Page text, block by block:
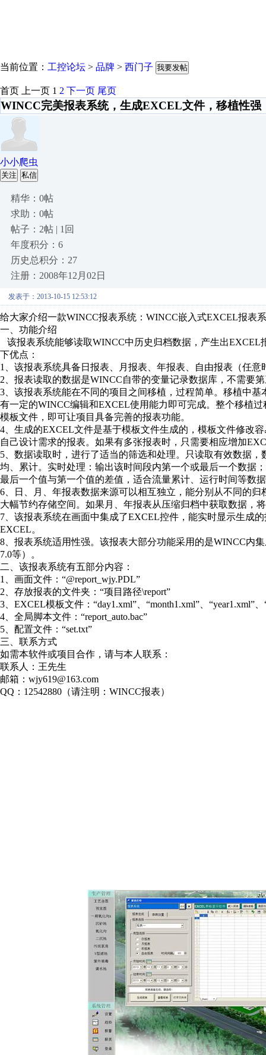
当前位置： 工控论坛 > 品牌 > 西门子 我要发帖
首页 上一页 1 2 下一页 尾页
WINCC完美报表系统，生成EXCEL文件，移植性强
小小爬虫
关注 私信
精华：0帖
求助：0帖
帖子：2帖 | 1回
年度积分：6
历史总积分：27
注册：2008年12月02日
发表于：2013-10-15 12:53:12
给大家介绍一款WINCC报表系统：WINCC嵌入式EXCEL报表
一、功能介绍
该报表系统能够读取WINCC中历史归档数据，产生出
下优点：
1、该报表系统具备日报表、月报表、年报表、自由报表（任
2、报表读取的数据是WINCC自带的变量记录数据库，不需要
3、该报表系统能在不同的项目之间移植，过程简单。移植中
有一定的WINCC编辑和EXCEL使用能力即可完成。整个移植
模板文件，即可让项目具备完善的报表功能。
4、生成的EXCEL文件是基于模板文件生成的，模板文件修改
自己设计需求的报表。如果有多张报表时，只需要相应增加
5、数据读取时，进行了适当的筛选和处理。只读取有效数据
均、累计。实时处理：输出该时间段内第一个或最后一个数据
最后一个值与第一个值的差值，适合流量累计、运行时间等数
6、日、月、年报表数据来源可以相互独立，能分别从不同的
大幅节约存储空间。如果月、年报表从压缩归档中获取数据，
7、该报表系统在画面中集成了EXCEL控件，能实时显示生成
EXCEL。
8、报表系统适用性强。该报表大部分功能采用的是WINCC内
7.0等）。
二、该报表系统有五部分内容：
1、画面文件：“@report_wjy.PDL”
2、存放报表的文件夹：“项目路径\report”
3、EXCEL模板文件：“day1.xml”、“month1.xml”、“year1.xml”
4、全局脚本文件：“report_auto.bac”
5、配置文件：“set.txt”
三、联系方式
如需本软件或项目合作，请与本人联系：
联系人：王先生
邮箱：wjy619@163.com
QQ：12542880（请注明：WINCC报表）